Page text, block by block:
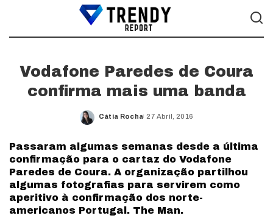
Vodafone Paredes de Coura
confirma mais uma banda
Posted
Cátia Rocha 27 Abril, 2016
Passaram algumas semanas desde a última
confirmação para o cartaz do Vodafone
Paredes de Coura. A organização partilhou
algumas fotografias para servirem como
aperitivo à confirmação dos norte-
americanos Portugal. The Man.